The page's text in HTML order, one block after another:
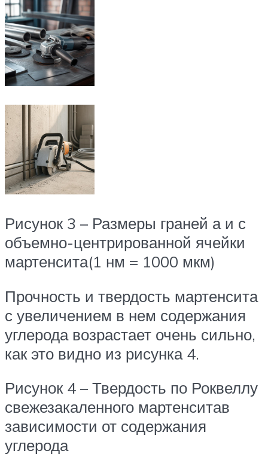
Рисунок 3 – Размеры граней а и с
объемно-центрированной ячейки
мартенсита(1 нм = 1000 мкм)
Прочность и твердость мартенсита
с увеличением в нем содержания
углерода возрастает очень сильно,
как это видно из рисунка 4.
Рисунок 4 – Твердость по Роквеллу
свежезакаленного мартенситав
зависимости от содержания
углерода